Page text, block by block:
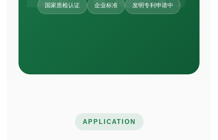
国家质检认证 企业标准 发明专利申请中
APPLICATION